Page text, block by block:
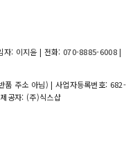
자: 이지윤 | 전화: 070-8885-6008 |
품 주소 아님) | 사업자등록번호: 682-
공자: (주)식스샵